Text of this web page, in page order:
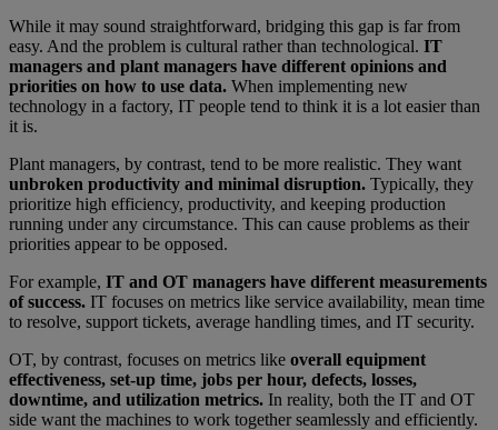
While it may sound straightforward, bridging this gap is far from
easy. And the problem is cultural rather than technological. IT
managers and plant managers have different opinions and
priorities on how to use data. When implementing new
technology in a factory, IT people tend to think it is a lot easier than
it is.
Plant managers, by contrast, tend to be more realistic. They want
unbroken productivity and minimal disruption. Typically, they
prioritize high efficiency, productivity, and keeping production
running under any circumstance. This can cause problems as their
priorities appear to be opposed.
For example, IT and OT managers have different measurements
of success. IT focuses on metrics like service availability, mean time
to resolve, support tickets, average handling times, and IT security.
OT, by contrast, focuses on metrics like overall equipment
effectiveness, set-up time, jobs per hour, defects, losses,
downtime, and utilization metrics. In reality, both the IT and OT
side want the machines to work together seamlessly and efficiently.